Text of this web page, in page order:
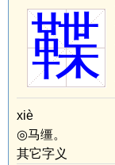
鞢
xiè
◎马缰。
其它字义